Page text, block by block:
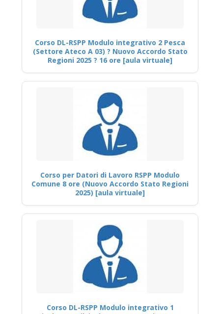
Corso DL-RSPP Modulo integrativo 2 Pesca
(Settore Ateco A 03) ? Nuovo Accordo Stato
Regioni 2025 ? 16 ore [aula virtuale]
Corso per Datori di Lavoro RSPP Modulo
Comune 8 ore (Nuovo Accordo Stato Regioni
2025) [aula virtuale]
Corso DL-RSPP Modulo integrativo 1